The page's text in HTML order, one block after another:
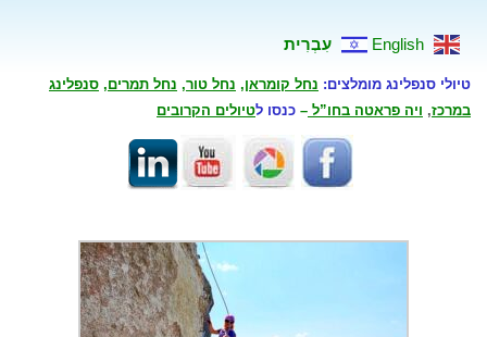
English עִבְרִית
טיולי סנפלינג מומלצים: נחל קומראן, נחל טור, נחל תמרים, סנפלינג
במרכז, ויה פראטה בחו”ל – כנסו לטיולים הקרובים